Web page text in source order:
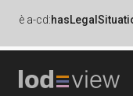
è a-cd: